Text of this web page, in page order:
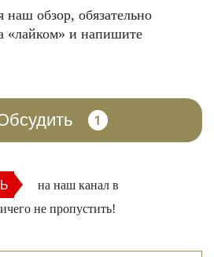
обзор, обязательно
«лайком» и напишите
1
на наш канал в
не пропустить!